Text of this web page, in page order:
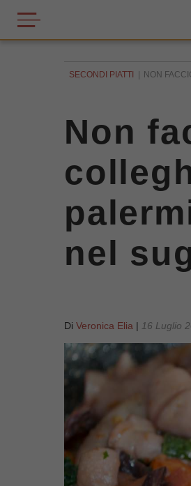
SECONDI PIATTI NON
Non
nel
Di Veronica Elia | 16 Luglio